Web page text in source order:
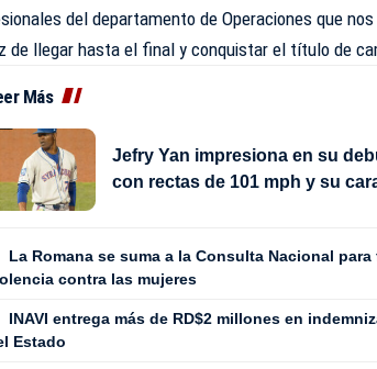
del departamento de Operaciones que
de llegar hasta el final y conquistar el título de
Más
Jefry Yan impresiona en su
con rectas de 101 mph y su
La Romana se suma a la Consulta Nacional
contra las mujeres
INAVI entrega más de RD$2 millones en
Estado